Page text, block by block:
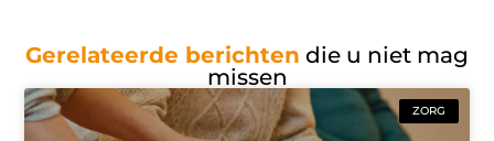
Gerelateerde berichten die u niet mag
missen
ZORG